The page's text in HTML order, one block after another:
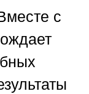
с